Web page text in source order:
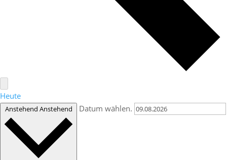
Heute
Anstehend Anstehend Datum wählen.